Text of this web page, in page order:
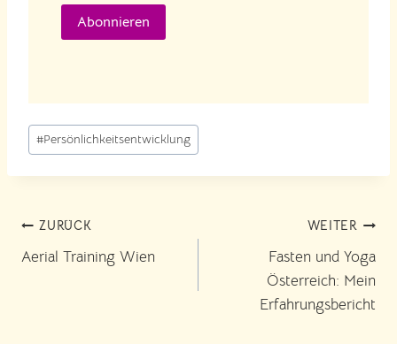
Abonnieren
Schlagworte:
#Persönlichkeitsentwicklung
Beitragsnavigation
ZURÜCK
Aerial Training Wien
WEITER
Fasten und Yoga
Österreich: Mein
Erfahrungsbericht